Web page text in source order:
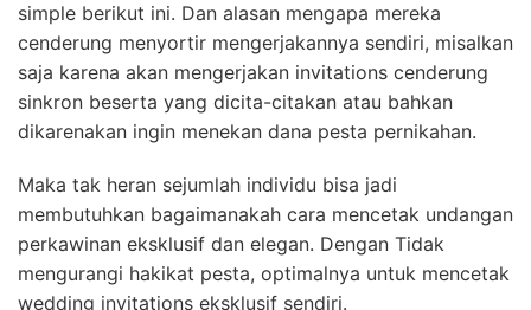
simple berikut ini. Dan alasan mengapa mereka
cenderung menyortir mengerjakannya sendiri, misalkan
saja karena akan mengerjakan invitations cenderung
sinkron beserta yang dicita-citakan atau bahkan
dikarenakan ingin menekan dana pesta pernikahan.
Maka tak heran sejumlah individu bisa jadi
membutuhkan bagaimanakah cara mencetak undangan
perkawinan eksklusif dan elegan. Dengan Tidak
mengurangi hakikat pesta, optimalnya untuk mencetak
wedding invitations eksklusif sendiri.